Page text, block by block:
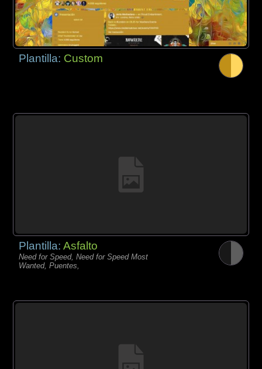
Plantilla: Custom
Plantilla:Asfalto
Need for Speed, Need for Speed Most
Wanted, Puentes,